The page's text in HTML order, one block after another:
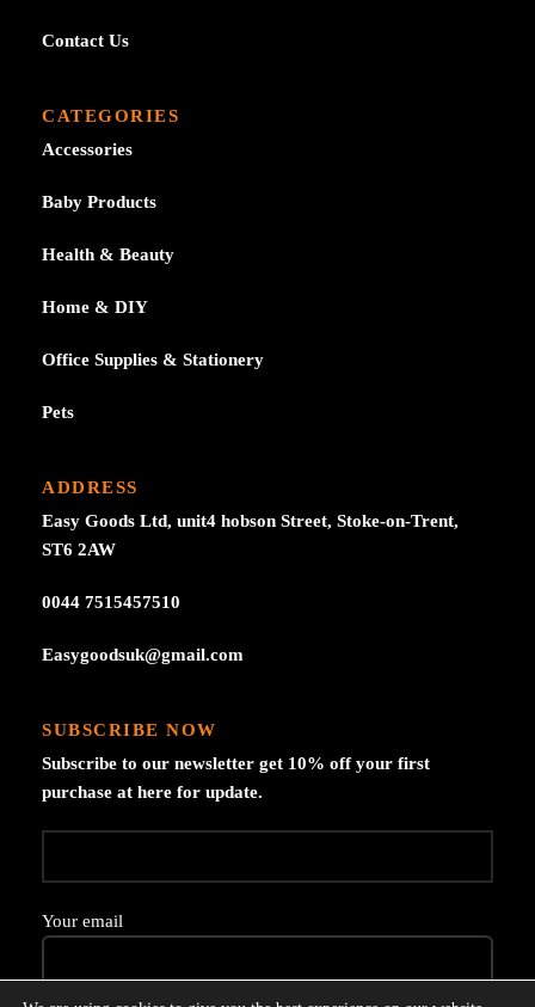
Contact Us
CATEGORIES
Accessories
Baby Products
Health & Beauty
Home & DIY
Office Supplies & Stationery
Pets
ADDRESS
Easy Goods Ltd, unit4 hobson Street, Stoke-on-Trent,
ST6 2AW
0044 7515457510
Easygoodsuk@gmail.com
SUBSCRIBE NOW
Subscribe to our newsletter get 10% off your first
purchase at here for update.
Your email